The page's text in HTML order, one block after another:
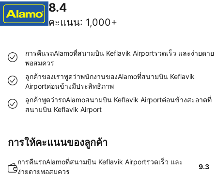
8.4
คะแนน: 1,000+
การคืนรถAlamoที่สนามบิน Keflavik Airportรวดเร็ว และง่ายดาย
พอสมควร
ลูกค้าของเราพูดว่าพนักงานของAlamoที่สนามบิน Keflavik
Airportค่อนข้างมีประสิทธิภาพ
ลูกค้าพูดว่ารถAlamoสนามบิน Keflavik Airportค่อนข้างสะอาดที่
สนามบิน Keflavik Airport
การให้คะแนนของลูกค้า
การคืนรถAlamoที่สนามบิน Keflavik Airportรวดเร็ว และ
ง่ายดายพอสมควร
9.3